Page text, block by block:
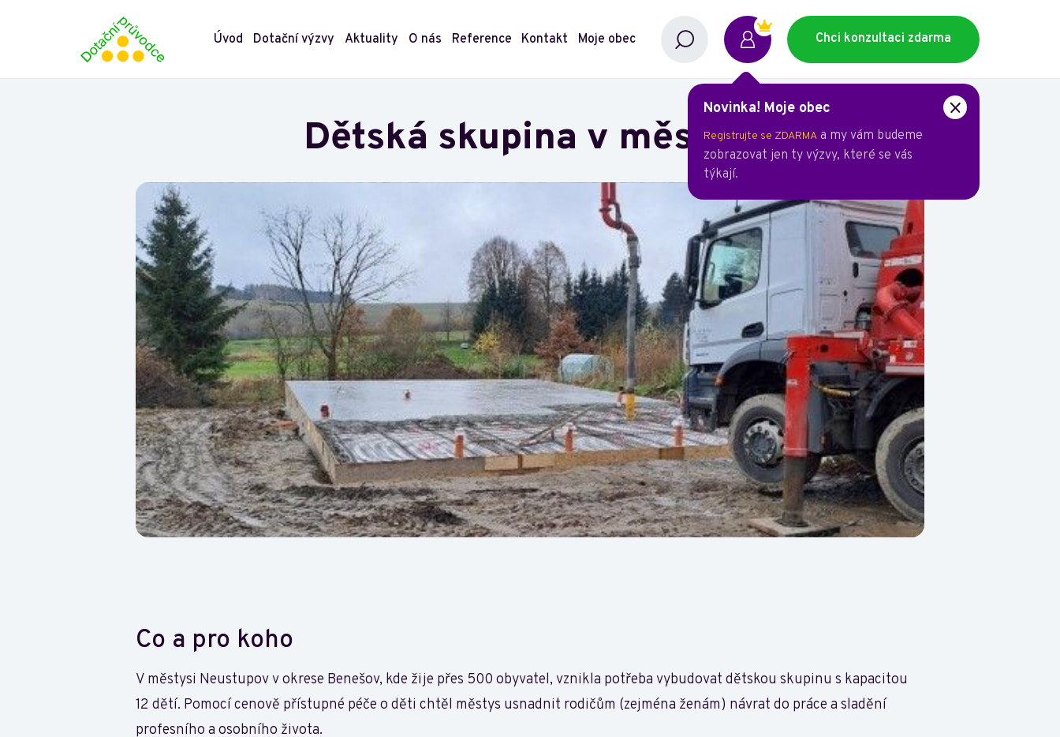
Úvod Dotační výzvy Aktuality O nás Reference Kontakt Moje obec Chci konzultaci zdarma
Novinka! Moje obec
Registrujte se ZDARMA a my vám budeme
zobrazovat jen ty výzvy, které se vás
týkají.
Dětská skupina v městysi
Co a pro koho
V městysi Neustupov v okrese Benešov, kde žije přes 500 obyvatel, vznikla potřeba vybudovat dětskou skupinu s kapacitou
12 dětí. Pomocí cenově přístupné péče o děti chtěl městys usnadnit rodičům (zejména ženám) návrat do práce a sladění
profesního a osobního života.